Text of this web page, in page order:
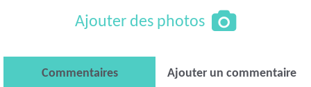
Ajouter des photos
Commentaires Ajouter un commentaire